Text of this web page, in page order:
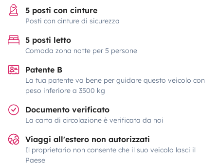
5 posti con cinture
Posti con cinture di sicurezza
5 posti letto
Comoda zona notte per 5 persone
Patente B
La tua patente va bene per guidare questo veicolo con
peso inferiore a 3500 kg
Documento verificato
La carta di circolazione è verificata da noi
Viaggi all'estero non autorizzati
Il proprietario non consente che il suo veicolo lasci il
Paese